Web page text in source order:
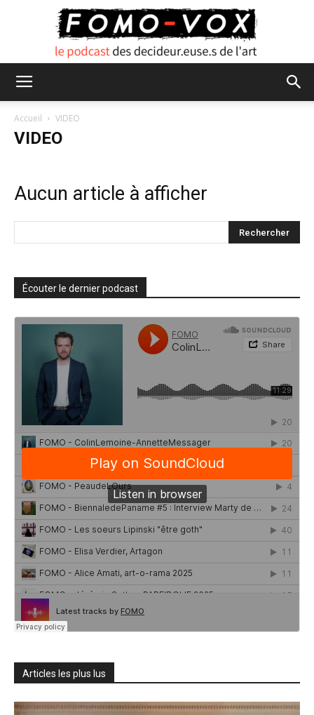
Accueil VIDEO
VIDEO
Aucun article à afficher
Écouter le dernier podcast
Articles les plus lus